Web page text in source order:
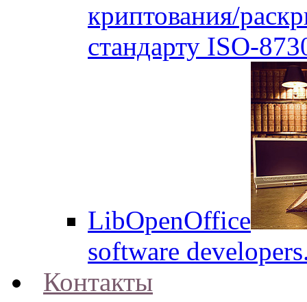
криптования/
стандарту ISO-
LibOpenOffice
software
Контакты